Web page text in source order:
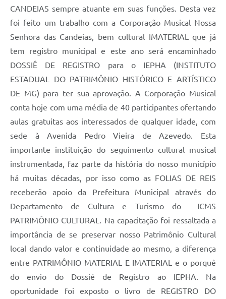
Legislação
Legislação para Concurso
Transparência dos recursos municipais empregado no
combate à pandemia do COVID -19
Lei Aldir Blanc
PNAB - CICLO 2
Prestação de Contas Secretária de Saúde
Prestação de Contas Secretaria de Educação
RELATÓRIO ESPORTE MUNICIPAL 2025
CANDEIAS sempre atuante em suas funções. Desta vez
foi feito um trabalho com a Corporação Musical Nossa
Senhora das Candeias, bem cultural IMATERIAL que já
tem registro municipal e este ano será encaminhado
DOSSIÊ DE REGISTRO para o IEPHA (INSTITUTO
ESTADUAL DO PATRIMÔNIO HISTÓRICO E ARTÍSTICO
DE MG) para ter sua aprovação. A Corporação Musical
conta hoje com uma média de 40 participantes ofertando
aulas gratuitas aos interessados de qualquer idade, com
sede à Avenida Pedro Vieira de Azevedo. Esta
importante instituição do seguimento cultural musical
instrumentada, faz parte da história do nosso município
há muitas décadas, por isso como as FOLIAS DE REIS
receberão apoio da Prefeitura Municipal através do
Departamento de Cultura e Turismo do ICMS
PATRIMÔNIO CULTURAL. Na capacitação foi ressaltada a
importância de se preservar nosso Patrimônio Cultural
local dando valor e continuidade ao mesmo, a diferença
entre PATRIMÔNIO MATERIAL E IMATERIAL e o porquê
do envio do Dossiê de Registro ao IEPHA. Na
oportunidade foi exposto o livro de REGISTRO DO